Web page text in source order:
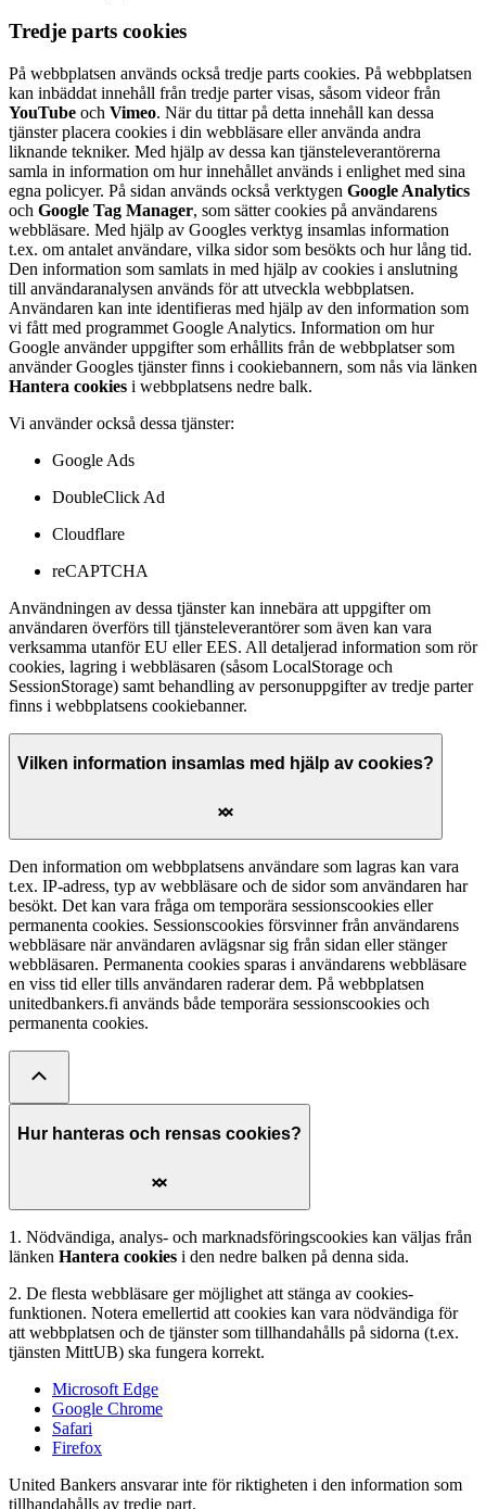
Tredje parts cookies
På webbplatsen används också tredje parts cookies. På webbplatsen
kan inbäddat innehåll från tredje parter visas, såsom videor från
YouTube och Vimeo. När du tittar på detta innehåll kan dessa
tjänster placera cookies i din webbläsare eller använda andra
liknande tekniker. Med hjälp av dessa kan tjänsteleverantörerna
samla in information om hur innehållet används i enlighet med sina
egna policyer. På sidan används också verktygen Google Analytics
och Google Tag Manager, som sätter cookies på användarens
webbläsare. Med hjälp av Googles verktyg insamlas information
t.ex. om antalet användare, vilka sidor som besökts och hur lång tid.
Den information som samlats in med hjälp av cookies i anslutning
till användaranalysen används för att utveckla webbplatsen.
Användaren kan inte identifieras med hjälp av den information som
vi fått med programmet Google Analytics. Information om hur
Google använder uppgifter som erhållits från de webbplatser som
använder Googles tjänster finns i cookiebannern, som nås via länken
Hantera cookies i webbplatsens nedre balk.
Vi använder också dessa tjänster:
Google Ads
DoubleClick Ad
Cloudflare
reCAPTCHA
Användningen av dessa tjänster kan innebära att uppgifter om
användaren överförs till tjänsteleverantörer som även kan vara
verksamma utanför EU eller EES. All detaljerad information som rör
cookies, lagring i webbläsaren (såsom LocalStorage och
SessionStorage) samt behandling av personuppgifter av tredje parter
finns i webbplatsens cookiebanner.
Vilken information insamlas med hjälp av cookies?
Den information om webbplatsens användare som lagras kan vara
t.ex. IP-adress, typ av webbläsare och de sidor som användaren har
besökt. Det kan vara fråga om temporära sessionscookies eller
permanenta cookies. Sessionscookies försvinner från användarens
webbläsare när användaren avlägsnar sig från sidan eller stänger
webbläsaren. Permanenta cookies sparas i användarens webbläsare
en viss tid eller tills användaren raderar dem. På webbplatsen
unitedbankers.fi används både temporära sessionscookies och
permanenta cookies.
Hur hanteras och rensas cookies?
1. Nödvändiga, analys- och marknadsföringscookies kan väljas från
länken Hantera cookies i den nedre balken på denna sida.
2. De flesta webbläsare ger möjlighet att stänga av cookies-
funktionen. Notera emellertid att cookies kan vara nödvändiga för
att webbplatsen och de tjänster som tillhandahålls på sidorna (t.ex.
tjänsten MittUB) ska fungera korrekt.
Microsoft Edge
Google Chrome
Safari
Firefox
United Bankers ansvarar inte för riktigheten i den information som
tillhandahålls av tredje part.